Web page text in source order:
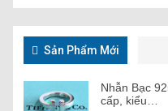
Sản Phẩm Mới
Nhẫn Bạc
cấp, kiểu…